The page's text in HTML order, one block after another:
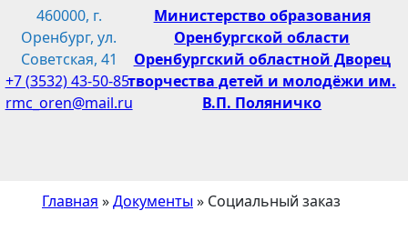
460000, г.
Оренбург, ул.
Советская, 41
+7 (3532) 43-50-85
rmc_oren@mail.ru
Министерство образования
Оренбургской области
Оренбургский областной Дворец
творчества детей и молодёжи им.
В.П. Поляничко
Главная »Документы» Социальный заказ